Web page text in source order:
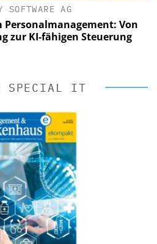
SOFTWARE AG
Von
zur KI-fähigen Steuerung
SPECIAL IT